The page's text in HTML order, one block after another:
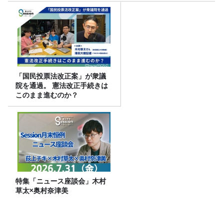
「国民投票法改正案」が衆議
院を通過。 憲法改正手続きは
このまま進むのか？
特集「ニュース座談会」木村
草太×奥村奈津美